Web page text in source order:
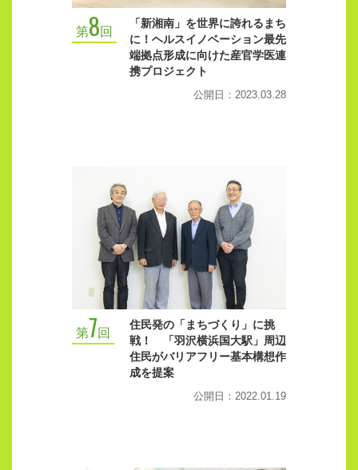
第8回
「新湘南」を世界に誇れるまち
に！ヘルスイノベーション最先
端拠点形成に向けた産官学医連
携プロジェクト
公開日：2023.03.28
第7回
住民発の「まちづくり」に挑
戦！ 「羽沢横浜国大駅」周辺
住民がバリアフリー基本構想作
成を提案
公開日：2022.01.19